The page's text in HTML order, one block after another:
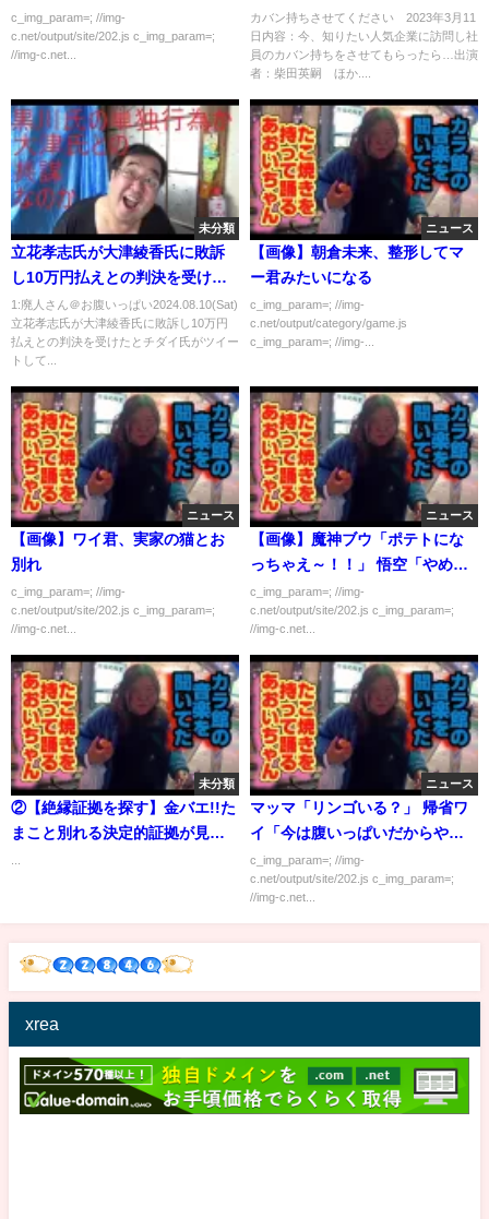
c_img_param=; //img-
c.net/output/site/202.js c_img_param=;
//img-c.net...
カバン持ちさせてください 2023年3月11
日内容：今、知りたい人気企業に訪問し社
員のカバン持ちをさせてもらったら…出演
者：柴田英嗣 ほか....
未分類
立花孝志氏が大津綾香氏に敗訴
し10万円払えとの判決を受けた
とチダイ氏がツイートしていた
ことについて
1:廃人さん＠お腹いっぱい2024.08.10(Sat)
立花孝志氏が大津綾香氏に敗訴し10万円
払えとの判決を受けたとチダイ氏がツイー
トして...
ニュース
【画像】朝倉未来、整形してマ
ー君みたいになる
c_img_param=; //img-
c.net/output/category/game.js
c_img_param=; //img-...
ニュース
【画像】ワイ君、実家の猫とお
別れ
c_img_param=; //img-
c.net/output/site/202.js c_img_param=;
//img-c.net...
ニュース
【画像】魔神ブウ「ポテトにな
っちゃえ～！！」 悟空「やめろ
ーーーーーーーーー！！！」
c_img_param=; //img-
c.net/output/site/202.js c_img_param=;
//img-c.net...
未分類
②【絶縁証拠を探す】金バエ!!た
まこと別れる決定的証拠が見つ
...
ニュース
マッマ「リンゴいる？」 帰省ワ
イ「今は腹いっぱいだからやめ
とくｗ」 マッマ(無言でりんごを
切り始める)
c_img_param=; //img-
c.net/output/site/202.js c_img_param=;
//img-c.net...
xrea